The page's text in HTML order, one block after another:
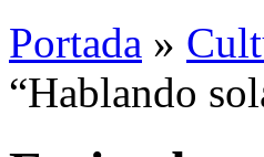
Portada »
“Hablando